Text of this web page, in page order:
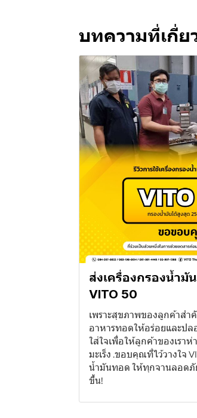
บทความที่เกี่ย
ส่งเครื่องกรองน้ำมั
VITO 50
เพราะสุขภาพของลูกค้าสำ
อาหารทอดให้อร่อยและปลอ
ใส่ใจเพื่อให้ลูกค้าของเราห่
มะเร็ง .ขอบคุณที่ไว้วางใจ
น้ำมันทอด ให้ทุกจานลอดภั
ขึ้น!